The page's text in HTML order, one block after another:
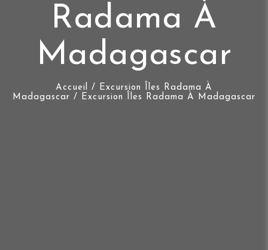
Radama À
Madagascar
Accueil /
Excursion Îles Radama À
Madagascar / Excursion Îles Radama À Madagascar